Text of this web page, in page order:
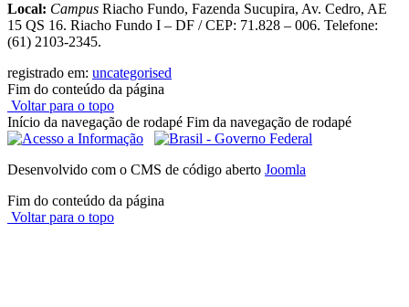
Local: Campus Riacho Fundo, Fazenda Sucupira, Av. Cedro, AE
15 QS 16. Riacho Fundo I – DF / CEP: 71.828 – 006. Telefone:
(61) 2103-2345.
registrado em: uncategorised
Fim do conteúdo da página
Voltar para o topo
Início da navegação de rodapé Fim da navegação de rodapé
Desenvolvido com o CMS de código aberto Joomla
Fim do conteúdo da página
Voltar para o topo